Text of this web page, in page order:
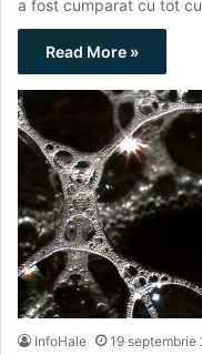
a fost cumparat cu tot
Read More »
InfoHale 19 septembrie